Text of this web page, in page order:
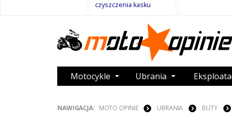
czyszczenia kasku
Motocykle Ubrania
NAWIGACJA: MOTO OPINIE UBRANIA BUTY